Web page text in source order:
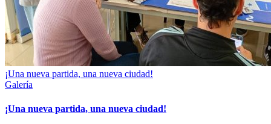
¡Una nueva partida, una nueva ciudad!
Galería
¡Una nueva partida, una nueva ciudad!